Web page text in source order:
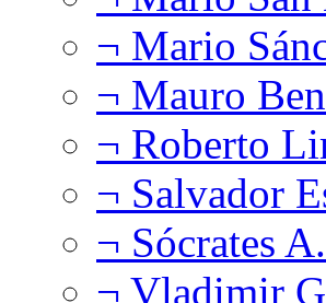
¬ Mario
¬ Mauro
¬ Roberto
¬ Salvador
¬ Sócrates
¬ Vladimir